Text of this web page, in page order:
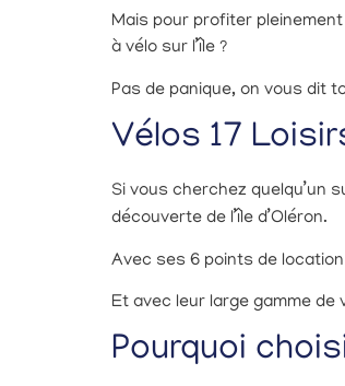
Mais pour profiter
à vélo sur l’île ?
Pas de panique, on vous dit
Vélos 17
Si vous cherchez quelqu’un
découverte de l’île d’Oléron.
Avec ses 6 points de
Et avec leur large gamme de
Pourquoi